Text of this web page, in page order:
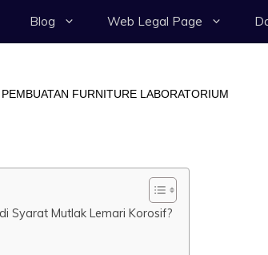
Blog Web Legal Page
FURNITURE LABORATORIUM
Syarat Mutlak Lemari Korosif?